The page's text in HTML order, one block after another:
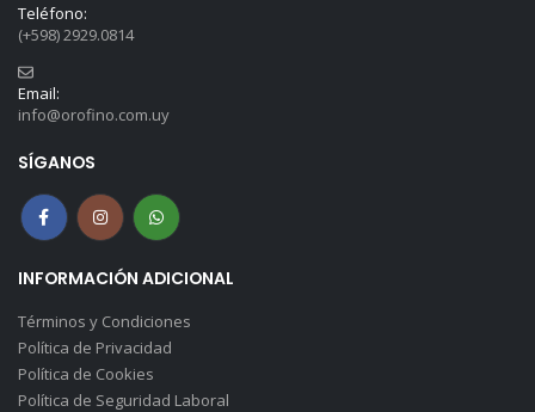
Teléfono:
(+598) 2929.0814
Email:
info@orofino.com.uy
SÍGANOS
INFORMACIÓN ADICIONAL
Términos y Condiciones
Política de Privacidad
Política de Cookies
Política de Seguridad Laboral